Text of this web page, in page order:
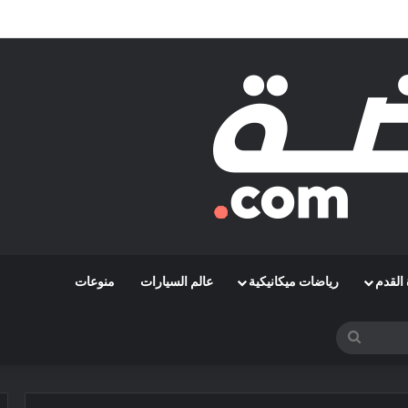
رمضاوي ويضمه لثلاثة مواسم
القدم رياضات ميكانيكية عالم السيارات منوعات
بحث